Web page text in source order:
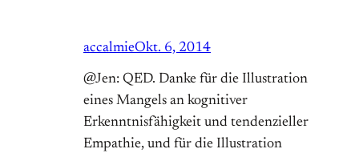
accalmieOkt. 6, 2014
@Jen: QED. Danke für die Illustration
eines Mangels an kognitiver
Erkenntnisfähigkeit und tendenzieller
Empathie, und für die Illustration